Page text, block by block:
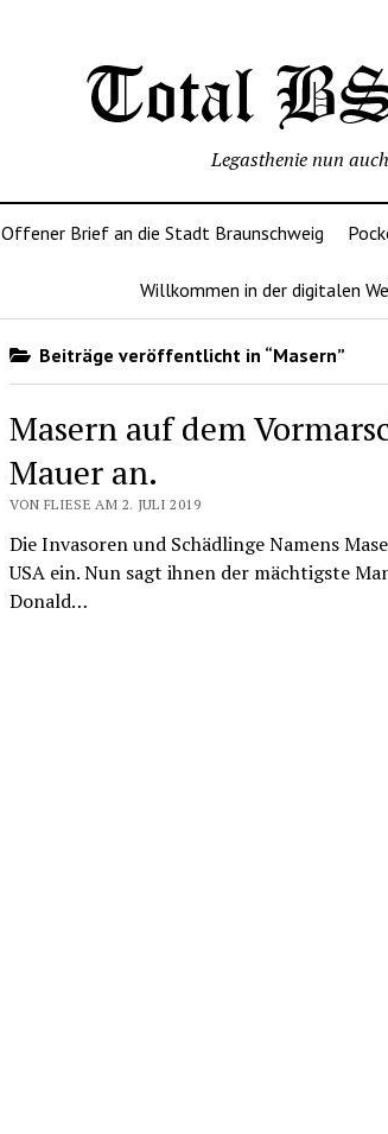
Legasthenie nun
Offener Brief an die Stadt Braunschweig
Willkommen in der digitalen
Beiträge veröffentlicht in “Masern”
Masern auf dem
Mauer an.
VON FLIESE AM 2. JULI 2019
Die Invasoren und Schädlinge Namens
USA ein. Nun sagt ihnen der mächtigste
Donald…